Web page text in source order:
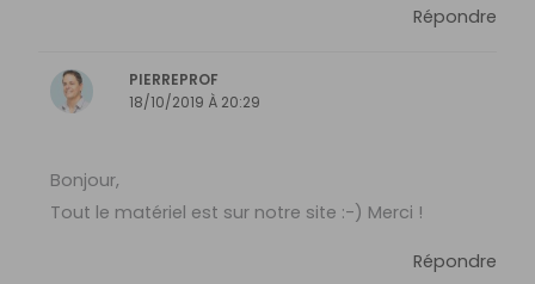
Répondre
PIERREPROF
18/10/2019 À 20:29
Bonjour,
Tout le matériel est sur notre site :-) Merci !
Répondre